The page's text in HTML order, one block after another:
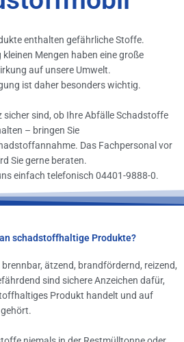
enthalten gefährliche Stoffe.
Mengen haben eine große
auf unsere Umwelt.
ist daher besonders wichtig.
sicher sind, ob Ihre Abfälle Schadstoffe
– bringen Sie
Das Fachpersonal vor
Sie gerne beraten.
einfach telefonisch 04401-9888-0.
schadstoffhaltige Produkte?
ätzend, brandfördernd, reizend,
sind sichere Anzeichen dafür,
Produkt handelt und auf